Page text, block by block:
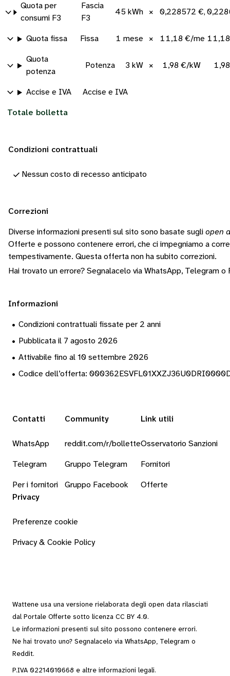
Quota per
consumi F3
Fascia
F3
45 kWh × 0,228572 €/kWh
Quota fissa Fissa 1 mese × 11,18 €/mese
Quota
potenza
Potenza 3 kW × 1,98 €/kW
Accise e IVA Accise e IVA
Totale bolletta
Condizioni contrattuali
Nessun costo di recesso anticipato
Correzioni
Diverse informazioni presenti sul sito sono basate sugli open
Offerte e possono contenere errori, che ci impegniamo a
tempestivamente. Questa offerta non ha subito correzioni.
Hai trovato un errore? Segnalacelo via WhatsApp, Telegram o
Informazioni
• Condizioni contrattuali fissate per 2 anni
• Pubblicata il 7 agosto 2026
• Attivabile fino al 10 settembre 2026
• Codice dell’offerta:
Contatti
WhatsApp
Telegram
Per i fornitori
Community
reddit.com/r/bollette
Gruppo Telegram
Gruppo Facebook
Link utili
Osservatorio Sanzioni
Fornitori
Offerte
Privacy
Preferenze cookie
Privacy & Cookie Policy
Wattene usa una versione rielaborata degli open data rilasciati
dal Portale Offerte sotto licenza CC BY 4.0.
Le informazioni presenti sul sito possono contenere errori.
Ne hai trovato uno? Segnalacelo via WhatsApp, Telegram o
Reddit.
P.IVA 02214010668 e altre informazioni legali.